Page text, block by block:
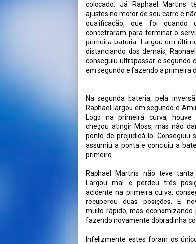
colocado. Já Raphael Martins
ajustes no motor de seu carro e
qualificação, que foi quando
concetraram para terminar o
primeira bateria. Largou em
distanciando dos demais,
conseguiu ultrapassar o segundo
em segundo e fazendo a primeira
Na segunda bateria, pela
Raphael largou em segundo e
Logo na primeira curva,
chegou atingir Moss, mas não
ponto de prejudicá-lo. Conseguiu
assumiu a ponta e concluiu a
primeiro.
Raphael Martins não teve tanta
Largou mal e perdeu três
acidente na primeira curva,
recuperou duas posições. E
muito rápido, mas economizando
fazendo novamente dobradinha
Infelizmente estes foram os